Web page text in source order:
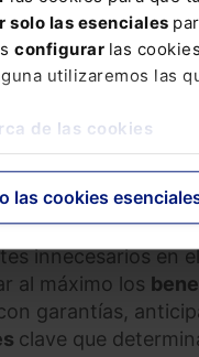
solo las esenciales
configurar las
utilizaremos las
de las cookies
las cookies
COMPRAR
los principales
la empresa
de la empresa
innecesarios en
al máximo los
garantías,
clave que